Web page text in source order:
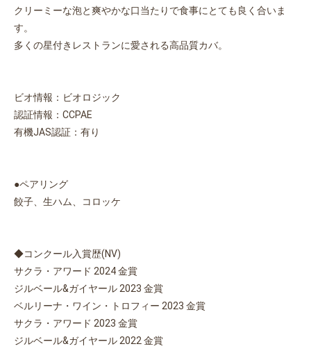
クリーミーな泡と爽やかな口当たりで食事にとても良く合いま
す。
多くの星付きレストランに愛される高品質カバ。
ビオ情報：ビオロジック
認証情報：CCPAE
有機JAS認証：有り
●ペアリング
餃子、生ハム、コロッケ
◆コンクール入賞歴(NV)
サクラ・アワード 2024 金賞
ジルベール&ガイヤール 2023 金賞
ベルリーナ・ワイン・トロフィー 2023 金賞
サクラ・アワード 2023 金賞
ジルベール&ガイヤール 2022 金賞